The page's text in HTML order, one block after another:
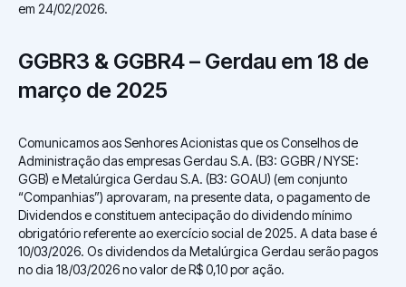
em 24/02/2026.
GGBR3 & GGBR4 – Gerdau em 18 de
março de 2025
Comunicamos aos Senhores Acionistas que os Conselhos de
Administração das empresas Gerdau S.A. (B3: GGBR / NYSE:
GGB) e Metalúrgica Gerdau S.A. (B3: GOAU) (em conjunto
“Companhias”) aprovaram, na presente data, o pagamento de
Dividendos e constituem antecipação do dividendo mínimo
obrigatório referente ao exercício social de 2025. A data base é
10/03/2026. Os dividendos da Metalúrgica Gerdau serão pagos
no dia 18/03/2026 no valor de R$ 0,10 por ação.